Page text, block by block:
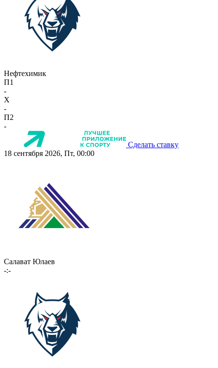
Нефтехимик
П1
-
X
-
П2
-
Сделать ставку
18 сентября 2026, Пт, 00:00
Салават Юлаев
-:-